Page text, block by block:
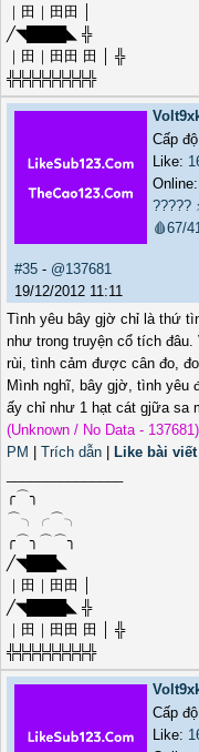
｜田｜田田 │
╱◥████◣ ╬
｜田｜田田 田 │ ╬
╬╬╬╬╬╬╬╬╬
Cấp
Like:
Online:
?????
🩸67/
#35 - @137681
19/12/2012 11:11
Tình yêu bây gjờ chỉ là thứ
như trong truyện cổ tích
rùi, tình cảm được cân đo,
Mình nghĩ, bây gjờ, tình yêu
ấy chỉ như 1 hạt cát gjữa sa
(Unknown / No Data - 137681)
PM
Trích dẫn Like bài viết
╭⌒╮
⌒╮╭⌒╮
╭⌒╮⌒⌒╮
╱◥███◣
｜田｜田田 │
╱◥████◣ ╬
｜田｜田田 田 │ ╬
╬╬╬╬╬╬╬╬╬
Cấp
Like: